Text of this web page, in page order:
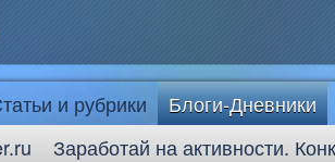
и рубрики
Блоги-Дневники
Заработай на активности.